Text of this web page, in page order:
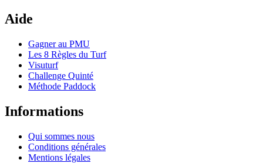
Aide
Gagner au PMU
Les 8 Règles du Turf
Visuturf
Challenge Quinté
Méthode Paddock
Informations
Qui sommes nous
Conditions générales
Mentions légales